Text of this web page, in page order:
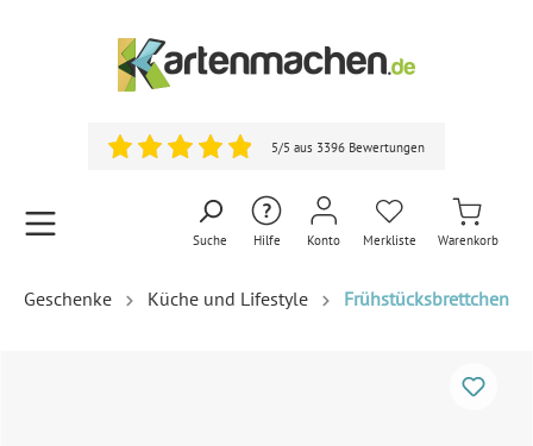
5/5 aus 3396 Bewertungen
Suche Hilfe Konto Merkliste Warenkorb
Geschenke Küche und Lifestyle Frühstücksbrettchen